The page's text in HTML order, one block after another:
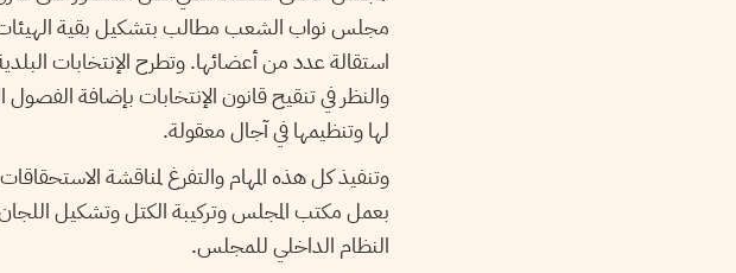
مجلس نواب الشعب مطالب بتشكيل بقية الهيئات
استقالة عدد من أعضائها. وتطرح الإنتخابات
والنظر في تنقيح قانون الإنتخابات بإضافة الفصول
لها وتنظيمها في آجال معقولة.
وتنفيذ كل هذه المهام والتفرغ لمناقشة
بعمل مكتب المجلس وتركيبة الكتل وتشكيل
النظام الداخلي للمجلس.